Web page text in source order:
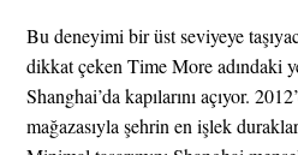
Bu deneyimi bir üst seviyeye
dikkat çeken Time More adındaki
Shanghai’da kapılarını açıyor.
mağazasıyla şehrin en işlek